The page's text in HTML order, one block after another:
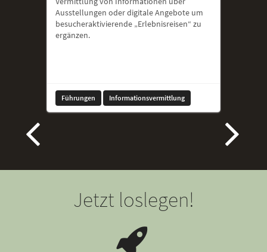
Ausstellungen oder digitale Angebote um
besucheraktivierende „Erlebnisreisen“ zu
ergänzen.
Führungen Informationsvermittlung
Jetzt loslegen!